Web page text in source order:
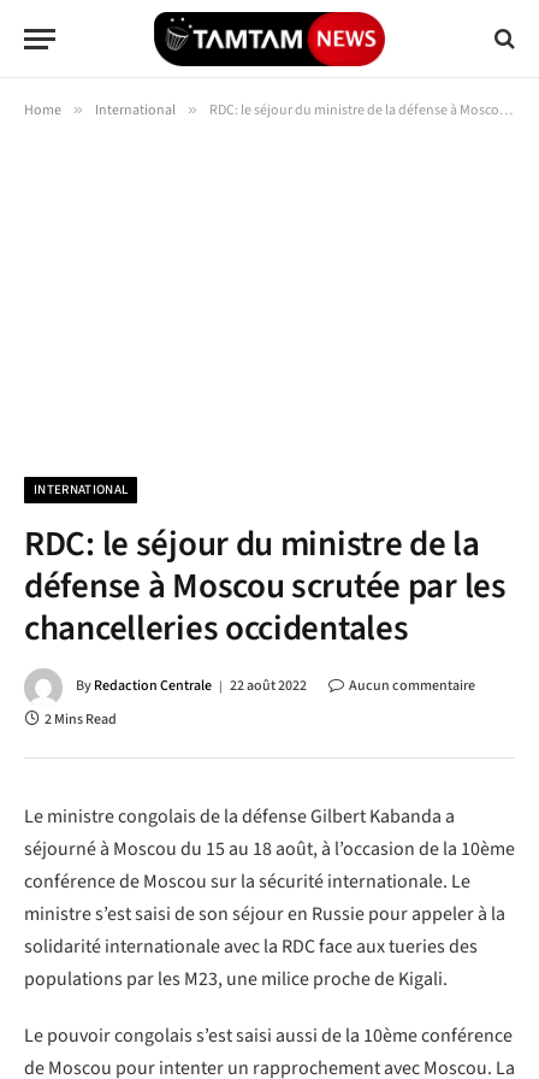
Home » International » RDC: le séjour du ministre de la défense à Moscou scrutée par les chancelleries occidentales
INTERNATIONAL
RDC: le séjour du ministre de la
défense à Moscou scrutée par les
chancelleries occidentales
ByRedaction Centrale 22 août 2022
Aucun commentaire
2 Mins Read
Le ministre congolais de la défense Gilbert Kabanda a
séjourné à Moscou du 15 au 18 août, à l’occasion de la 10ème
conférence de Moscou sur la sécurité internationale. Le
ministre s’est saisi de son séjour en Russie pour appeler à la
solidarité internationale avec la RDC face aux tueries des
populations par les M23, une milice proche de Kigali.
Le pouvoir congolais s’est saisi aussi de la 10ème conférence
de Moscou pour intenter un rapprochement avec Moscou. La